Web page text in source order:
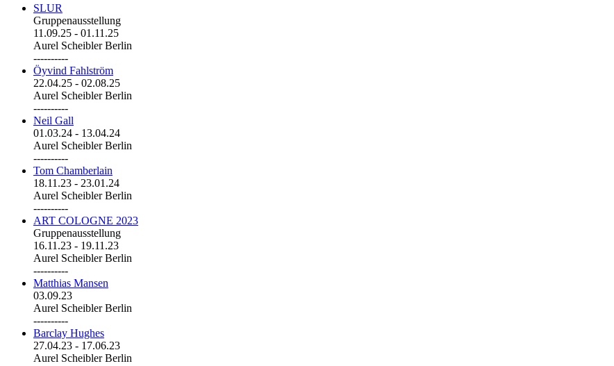
SLUR
Gruppenausstellung
11.09.25 - 01.11.25
Aurel Scheibler Berlin
----------
Öyvind Fahlström
22.04.25 - 02.08.25
Aurel Scheibler Berlin
----------
Neil Gall
01.03.24 - 13.04.24
Aurel Scheibler Berlin
----------
Tom Chamberlain
18.11.23 - 23.01.24
Aurel Scheibler Berlin
----------
ART COLOGNE 2023
Gruppenausstellung
16.11.23 - 19.11.23
Aurel Scheibler Berlin
----------
Matthias Mansen
03.09.23
Aurel Scheibler Berlin
----------
Barclay Hughes
27.04.23 - 17.06.23
Aurel Scheibler Berlin